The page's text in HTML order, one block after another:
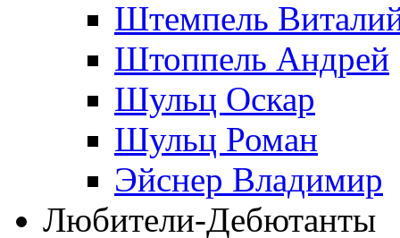
Штемпель
Штоппель Андрей
Шульц Оскар
Шульц Роман
Эйснер Владимир
Любители-Дебютанты